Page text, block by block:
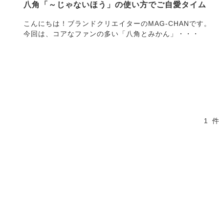
八角「～じゃないほう」の使い方でご自愛タイム
こんにちは！ブランドクリエイターのMAG-CHANです。
今回は、コアなファンの多い「八角とみかん」・・・
1